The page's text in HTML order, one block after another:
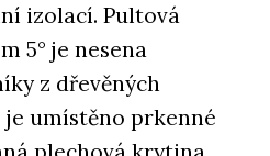
izolací. Pultová
5° je nesena
z dřevěných
umístěno prkenné